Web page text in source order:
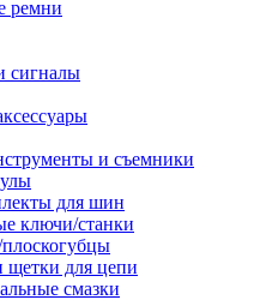
ремни
сигналы
и съемники
для шин
ключи/станки
для цепи
смазки